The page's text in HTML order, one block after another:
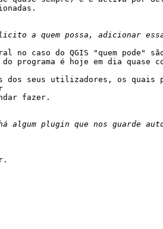
no caso do QGIS "quem pode"
programa é hoje em dia quase
dos seus utilizadores, os quais
fazer.